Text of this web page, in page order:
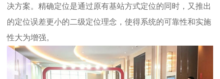
决方案。精确定位是通过原有基站方式定位的同时，又推出
的定位误差更小的二级定位理念，使得系统的可靠性和实施
性大为增强。